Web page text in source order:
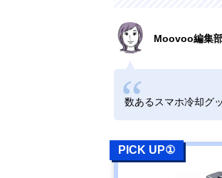
Moovoo編集
数あるスマホ冷却グ
PICK UP①